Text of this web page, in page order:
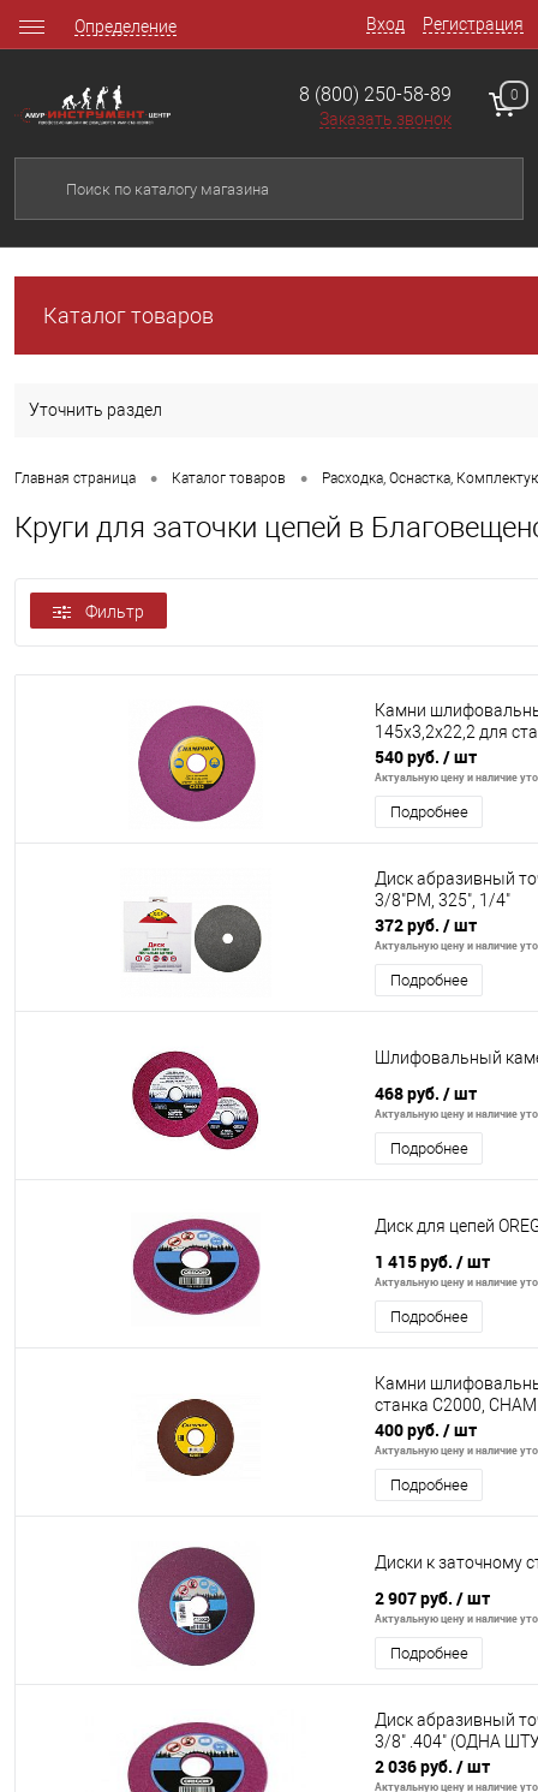
Вход Регистрация
Определение
8 (800) 250-58-89
Заказать звонок
0
Каталог товаров
Уточнить раздел
Главная страница • Каталог товаров • Расходка, Оснастка,
Круги для заточки цепей в
Фильтр
Камни
145х3,2х22,2 для
540 руб. / шт
Актуальную цену и наличие
Подробнее
Диск абразивный
3/8"PM, 325", 1/4"
372 руб. / шт
Актуальную цену и наличие
Подробнее
Шлифовальный
468 руб. / шт
Актуальную цену и наличие
Подробнее
Диск для цепей
1 415 руб. / шт
Актуальную цену и наличие
Подробнее
Камни
станка C2000,
400 руб. / шт
Актуальную цену и наличие
Подробнее
Диски к заточному
2 907 руб. / шт
Актуальную цену и наличие
Подробнее
Диск абразивный
3/8" .404" (ОДНА
2 036 руб. / шт
Актуальную цену и наличие